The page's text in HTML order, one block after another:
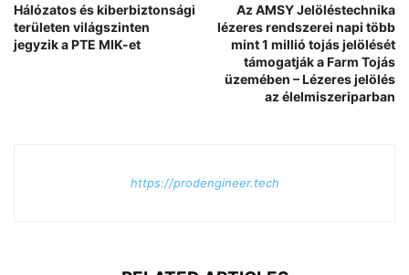
Hálózatos és kiberbiztonsági
területen világszinten
jegyzik a PTE MIK-et
Az AMSY Jelöléstechnika
lézeres rendszerei napi több
mint 1 millió tojás jelölését
támogatják a Farm Tojás
üzemében – Lézeres jelölés
az élelmiszeriparban
https://prodengineer.tech